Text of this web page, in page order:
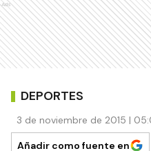
Ads
DEPORTES
3 de noviembre de 2015 |
Añadir como fuente en